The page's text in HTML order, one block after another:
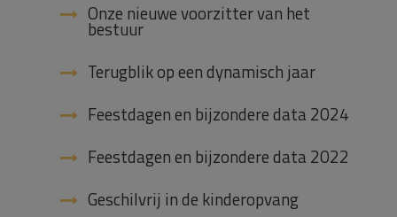
Onze nieuwe voorzitter van het
bestuur
Terugblik op een dynamisch jaar
Feestdagen en bijzondere data 2024
Feestdagen en bijzondere data 2022
Geschilvrij in de kinderopvang